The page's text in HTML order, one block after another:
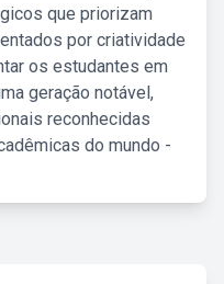
que priorizam
por criatividade
os estudantes em
geração notável,
reconhecidas
do mundo -